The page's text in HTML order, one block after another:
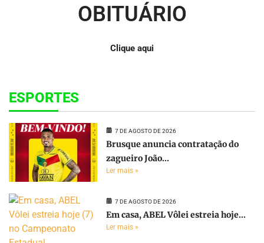
OBITUÁRIO
Clique aqui
ESPORTES
7 DE AGOSTO DE 2026
Brusque anuncia contratação do
zagueiro João...
Ler mais »
7 DE AGOSTO DE 2026
Em casa, ABEL Vôlei estreia hoje...
Ler mais »